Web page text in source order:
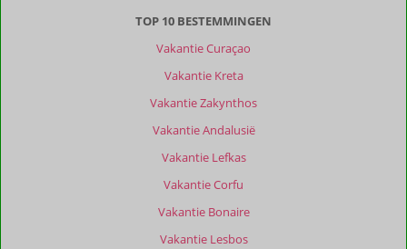
TOP 10 BESTEMMINGEN
Vakantie Curaçao
Vakantie Kreta
Vakantie Zakynthos
Vakantie Andalusië
Vakantie Lefkas
Vakantie Corfu
Vakantie Bonaire
Vakantie Lesbos